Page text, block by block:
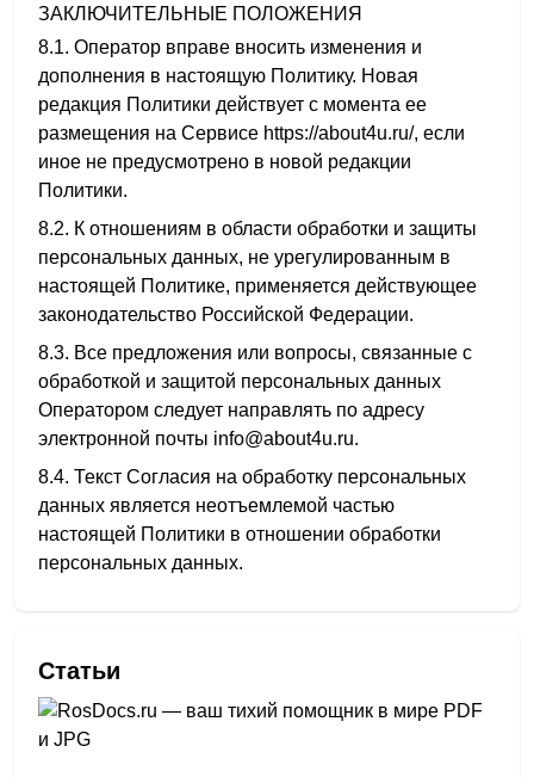
ЗАКЛЮЧИТЕЛЬНЫЕ ПОЛОЖЕНИЯ
8.1. Оператор вправе вносить изменения и
дополнения в настоящую Политику. Новая
редакция Политики действует с момента ее
размещения на Сервисе https://about4u.ru/, еcли
иное не предусмотрено в новой редакции
Политики.
8.2. К отношениям в области обработки и защиты
персональных данных, не урегулированным в
настоящей Политике, применяется действующее
законодательство Российской Федерации.
8.3. Все предложения или вопросы, связанные с
обработкой и защитой персональных данных
Оператором следует направлять по адресу
электронной почты info@about4u.ru.
8.4. Текст Согласия на обработку персональных
данных является неотъемлемой частью
настоящей Политики в отношении обработки
персональных данных.
Статьи